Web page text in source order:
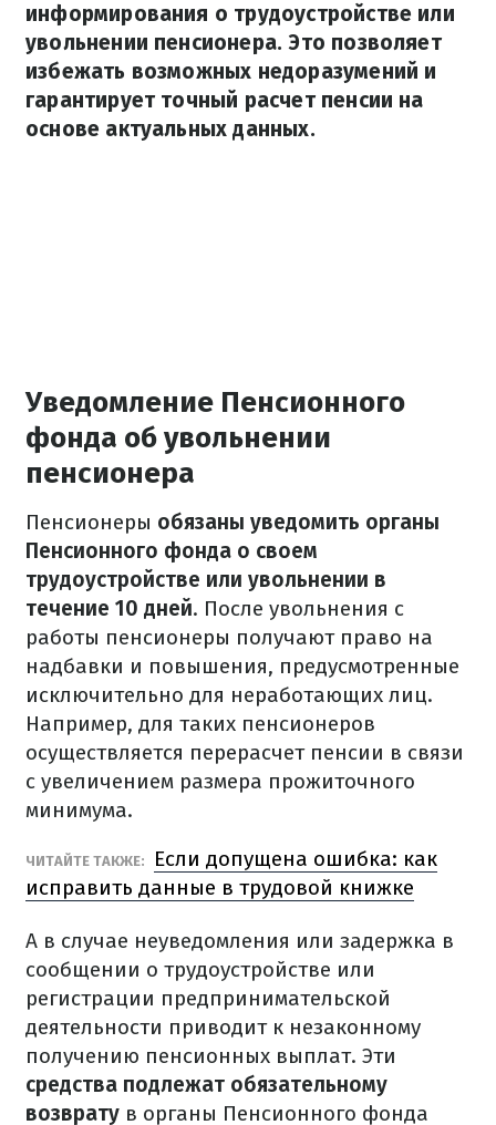
информирования о трудоустройстве или
увольнении пенсионера. Это позволяет
избежать возможных недоразумений и
гарантирует точный расчет пенсии на
основе актуальных данных.
Уведомление Пенсионного
фонда об увольнении
пенсионера
Пенсионеры обязаны уведомить органы
Пенсионного фонда о своем
трудоустройстве или увольнении в
течение 10 дней. После увольнения с
работы пенсионеры получают право на
надбавки и повышения, предусмотренные
исключительно для неработающих лиц.
Например, для таких пенсионеров
осуществляется перерасчет пенсии в связи
с увеличением размера прожиточного
минимума.
ЧИТАЙТЕ ТАКЖЕ:
Если допущена ошибка: как
исправить данные в трудовой книжке
А в случае неуведомления или задержка в
сообщении о трудоустройстве или
регистрации предпринимательской
деятельности приводит к незаконному
получению пенсионных выплат. Эти
средства подлежат обязательному
возврату в органы Пенсионного фонда